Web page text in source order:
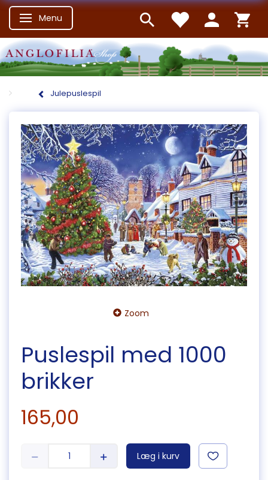
Skifte navigation
Menu
Julepuslespil
Zoom
Puslespil med 1000
brikker
165,00
Læg i kurv